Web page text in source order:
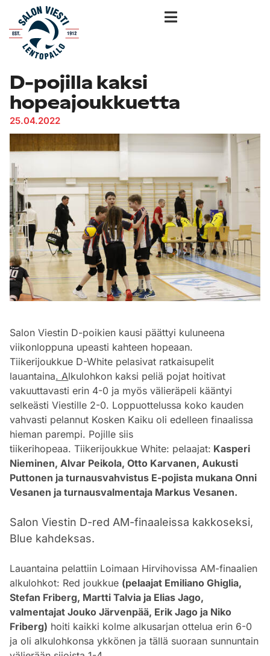
D-pojilla kaksi
hopeajoukkuetta
25.04.2022
Salon Viestin D-poikien kausi päättyi kuluneena
viikonloppuna upeasti kahteen hopeaan.
Tiikerijoukkue D-White pelasivat ratkaisupelit
lauantaina. Alkulohkon kaksi peliä pojat hoitivat
vakuuttavasti erin 4-0 ja myös välieräpeli kääntyi
selkeästi Viestille 2-0. Loppuottelussa koko kauden
vahvasti pelannut Kosken Kaiku oli edelleen finaalissa
hieman parempi. Pojille siis
tiikerihopeaa.Tiikerijoukkue White: pelaajat: Kasperi
Nieminen, Alvar Peikola, Otto Karvanen, Aukusti
Puttonen ja turnausvahvistus E-pojista mukana Onni
Vesanen ja turnausvalmentaja Markus Vesanen.
Salon Viestin D-red AM-finaaleissa kakkoseksi,
Blue kahdeksas.
Lauantaina pelattiin Loimaan Hirvihovissa AM-finaalien
alkulohkot: Red joukkue (pelaajat Emiliano Ghiglia,
Stefan Friberg, Martti Talvia ja Elias Jago,
valmentajat Jouko Järvenpää, Erik Jago ja Niko
Friberg) hoiti kaikki kolme alkusarjan ottelua erin 6-0
ja oli alkulohkonsa ykkönen ja tällä suoraan sunnuntain